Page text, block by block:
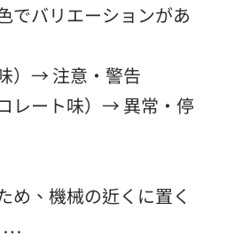
でバリエーションがあ
）→ 注意・警告
レート味）→ 異常・停
め、機械の近くに置く
…